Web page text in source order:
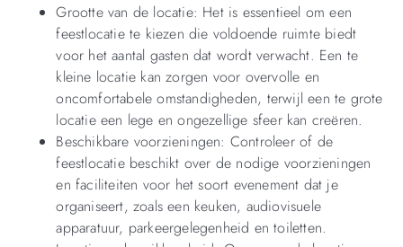
Grootte van de locatie: Het is essentieel om een
feestlocatie te kiezen die voldoende ruimte biedt
voor het aantal gasten dat wordt verwacht. Een te
kleine locatie kan zorgen voor overvolle en
oncomfortabele omstandigheden, terwijl een te grote
locatie een lege en ongezellige sfeer kan creëren.
Beschikbare voorzieningen: Controleer of de
feestlocatie beschikt over de nodige voorzieningen
en faciliteiten voor het soort evenement dat je
organiseert, zoals een keuken, audiovisuele
apparatuur, parkeergelegenheid en toiletten.